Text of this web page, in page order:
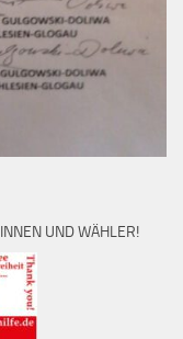
UND WÄHLER!